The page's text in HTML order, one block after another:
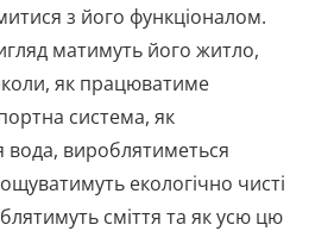
з його функціоналом.
матимуть його житло,
як працюватиме
система, як
вироблятиметься
екологічно чисті
сміття та як усю цю